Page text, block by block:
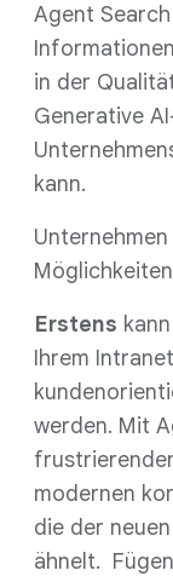
Agent
in der
Generative
kann.
Erstens
Ihrem
werden. Mit
modernen
die der
ähnelt.